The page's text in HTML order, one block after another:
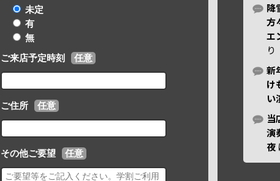
未定
有
無
ご来店予定時刻 任意
ご住所 任意
その他ご要望 任意
降
方
エ
り
新
け
い
当
演
夜